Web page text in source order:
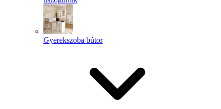
Gyerekszoba bútor